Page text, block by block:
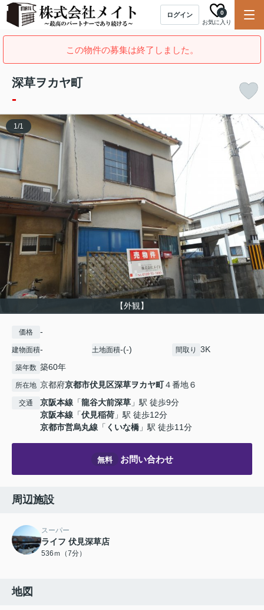
ログイン
お気に入り
0
この物件の募集は終了しました。
深草ヲカヤ町
-
【外観】
1/1
価格 -
建物面積- 土地面積-(-) 間取り 3K
築年数 築60年
所在地 京都府京都市伏見区深草ヲカヤ町４番地６
交通 京阪本線 「龍谷大前深草 」駅 徒歩9分
京阪本線 「伏見稲荷 」駅 徒歩12分
京都市営烏丸線 「 くいな橋 」駅 徒歩11分
無料 お問い合わせ
周辺施設
スーパー
ライフ 伏見深草店
536ｍ（7分）
地図